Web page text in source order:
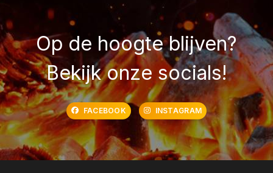
Op de hoogte blijven?
Bekijk onze socials!
FACEBOOK INSTAGRAM